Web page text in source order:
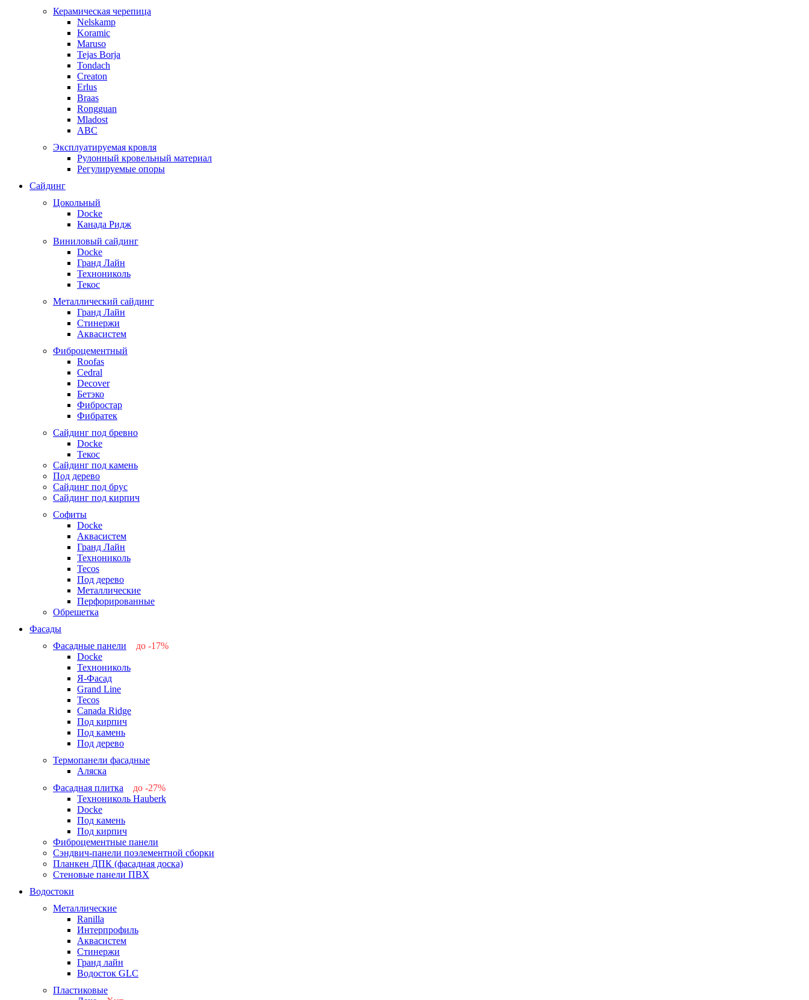
Керамическая черепица
Nelskamp
Koramic
Maruso
Tejas Borja
Tondach
Creaton
Erlus
Braas
Rongguan
Mladost
ABC
Эксплуатируемая кровля
Рулонный кровельный материал
Регулируемые опоры
Сайдинг
Цокольный
Docke
Канада Ридж
Виниловый сайдинг
Docke
Гранд Лайн
Технониколь
Текос
Металлический сайдинг
Гранд Лайн
Стинержи
Аквасистем
Фиброцементный
Roofas
Cedral
Decover
Бетэко
Фибростар
Фибратек
Сайдинг под бревно
Docke
Текос
Сайдинг под камень
Под дерево
Сайдинг под брус
Сайдинг под кирпич
Софиты
Docke
Аквасистем
Гранд Лайн
Технониколь
Tecos
Под дерево
Металлические
Перфорированные
Обрешетка
Фасады
Фасадные панели
до -17%
Docke
Технониколь
Я-Фасад
Grand Line
Tecos
Canada Ridge
Под кирпич
Под камень
Под дерево
Термопанели фасадные
Аляска
Фасадная плитка
до -27%
Технониколь Hauberk
Docke
Под камень
Под кирпич
Фиброцементные панели
Сэндвич-панели поэлементной сборки
Планкен ДПК (фасадная доска)
Стеновые панели ПВХ
Водостоки
Металлические
Ranilla
Интерпрофиль
Аквасистем
Стинержи
Гранд лайн
Водосток GLC
Пластиковые